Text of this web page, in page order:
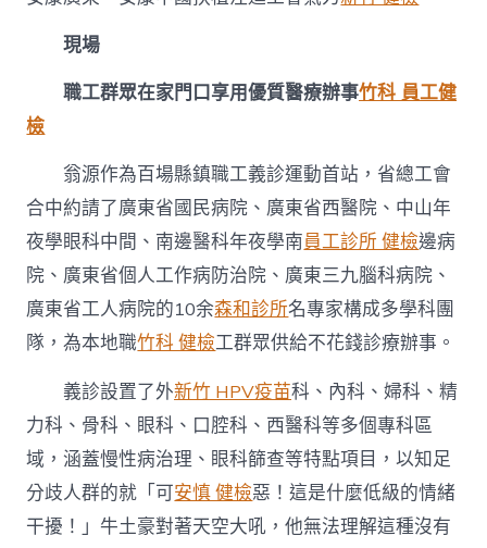
現場
職工群眾在家門口享用優質醫療辦事竹科 員工健
檢
翁源作為百場縣鎮職工義診運動首站，省總工會
合中約請了廣東省國民病院、廣東省西醫院、中山年
夜學眼科中間、南邊醫科年夜學南員工診所 健檢邊病
院、廣東省個人工作病防治院、廣東三九腦科病院、
廣東省工人病院的10余森和診所名專家構成多學科團
隊，為本地職竹科 健檢工群眾供給不花錢診療辦事。
義診設置了外新竹 HPV疫苗科、內科、婦科、精
力科、骨科、眼科、口腔科、西醫科等多個專科區
域，涵蓋慢性病治理、眼科篩查等特點項目，以知足
分歧人群的就「可安慎 健檢惡！這是什麼低級的情緒
干擾！」牛土豪對著天空大吼，他無法理解這種沒有